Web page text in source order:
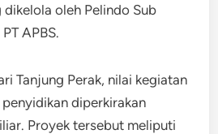
dikelola oleh Pelindo Sub
APBS.
Tanjung Perak, nilai kegiatan
diperkirakan
Proyek tersebut meliputi